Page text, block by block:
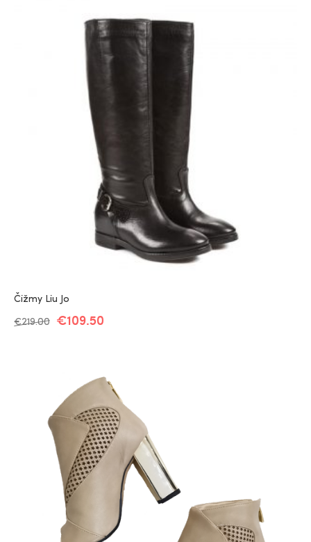
Čižmy Liu Jo
€219.00 €109.50